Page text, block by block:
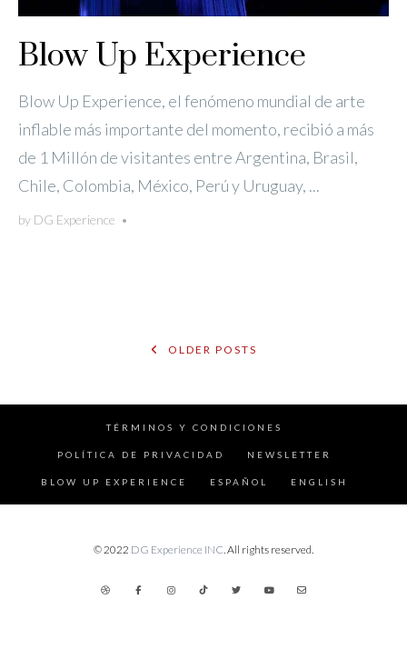
Blow Up Experience
Blow Up Experience, el fenómeno mundial de arte
inflable más importante del momento, recibió a más
de 1 Millón de visitantes entre Argentina, Brasil,
Chile, Colombia, México, Perú y Uruguay, ...
by DG Experience •
POSTS
NAVIGATION
OLDER POSTS
TÉRMINOS Y CONDICIONES
POLÍTICA DE PRIVACIDAD NEWSLETTER
BLOW UP EXPERIENCE ESPAÑOL ENGLISH
© 2022 DG Experience INC. All rights reserved.